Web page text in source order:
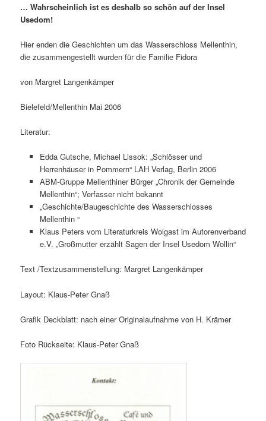
… Wahrscheinlich ist es deshalb so schön auf der Insel
Usedom!
Hier enden die Geschichten um das Wasserschloss Mellenthin,
die zusammengestellt wurden für die Familie Fidora
von Margret Langenkämper
Bielefeld/Mellenthin Mai 2006
Literatur:
Edda Gutsche, Michael Lissok: „Schlösser und
Herrenhäuser in Pommern“ LAH Verlag, Berlin 2006
ABM-Gruppe Mellenthiner Bürger „Chronik der Gemeinde
Mellenthin“; Verfasser nicht bekannt
„Geschichte/Baugeschichte des Wasserschlosses
Mellenthin “
Klaus Peters vom Literaturkreis Wolgast im Autorenverband
e.V. „Großmutter erzählt Sagen der Insel Usedom Wollin“
Text /Textzusammenstellung: Margret Langenkämper
Layout: Klaus-Peter Gnaß
Grafik Deckblatt: nach einer Originalaufnahme von H. Krämer
Foto Rückseite: Klaus-Peter Gnaß